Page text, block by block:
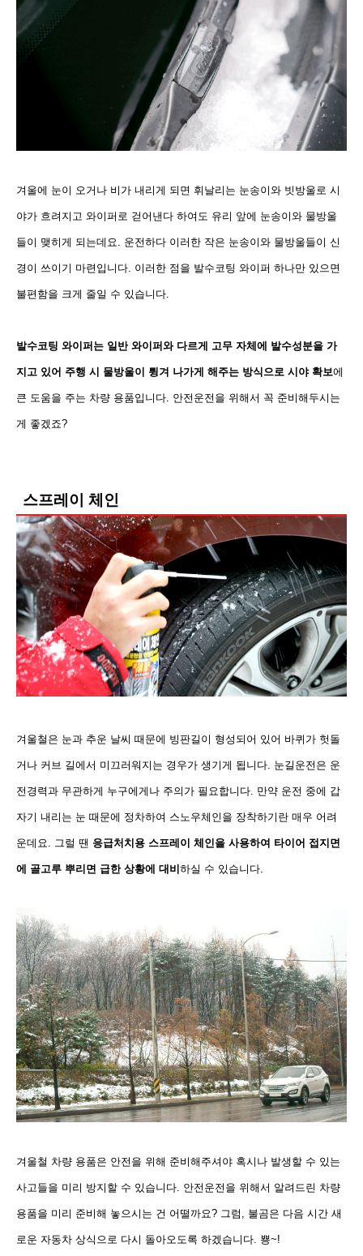
겨울에 눈이 오거나 비가 내리게 되면 휘날리는 눈송이와 빗방울로 시
야가 흐려지고 와이퍼로 걷어낸다 하여도 유리 앞에 눈송이와 물방울
들이 맺히게 되는데요. 운전하다 이러한 작은 눈송이와 물방울들이 신
경이 쓰이기 마련입니다. 이러한 점을 발수코팅 와이퍼 하나만 있으면
불편함을 크게 줄일 수 있습니다.
발수코팅 와이퍼는 일반 와이퍼와 다르게 고무 자체에 발수성분을 가
지고 있어 주행 시 물방울이 튕겨 나가게 해 주는 방식으로 시야 확보에
큰 도움을 주는 차량 용품입니다. 안전운전을 위해서 꼭 준비해두시는
게 좋겠죠?
스프레이 체인
겨울철은 눈과 추운 날씨 때문에 빙판길이 형성되어 있어 바퀴가 헛돌
거나 커브 길에서 미끄러워지는 경우가 생 기게 됩니다. 눈길운전은 운
전경력과 무관하게 누구에게나 주의가 필요합니다. 만약 운전 중에 갑
자기 내리는 눈 때문에 정차하여 스노우체인을 장착하기란 매우 어려
운데요. 그럴 땐 응급처치용 스프레이 체인을 사용하여 타이 어 접지면
에 골고루 뿌리면 급한 상황에 대비 하실 수 있습니다.
겨울철 차량 용품은 안전을 위해 준비해주셔야 혹시나 발생할 수 있는
사고들을 미리 방지할 수 있습니다. 안전운전을 위해서 알려드린 차량
용품을 미리 준비해 놓으시는 건 어떨까요? 그럼, 불곰은 다음 시간 새
로운 자동차 상식으로 다시 돌아오도록 하겠습니다. 뿅~!